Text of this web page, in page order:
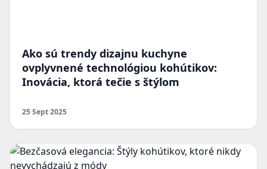
Ako sú trendy dizajnu kuchyne
ovplyvnené technológiou kohútikov:
Inovácia, ktorá tečie s štýlom
25 Sept 2025